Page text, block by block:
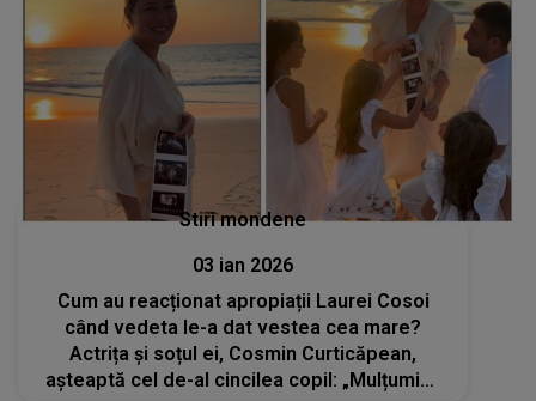
Stiri mondene
03 ian 2026
Cum au reacționat apropiații Laurei Cosoi
când vedeta le-a dat vestea cea mare?
Actrița și soțul ei, Cosmin Curticăpean,
așteaptă cel de-al cincilea copil: „Mulțumim,